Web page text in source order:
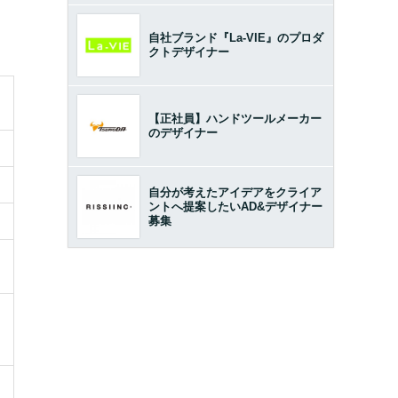
自社ブランド『La-VIE』のプロダ
クトデザイナー
【正社員】ハンドツールメーカー
のデザイナー
自分が考えたアイデアをクライア
ントへ提案したいAD&デザイナー
募集